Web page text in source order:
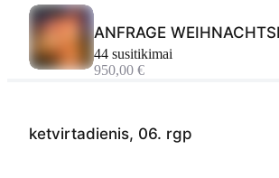
ketvirtadienis, 06. rgp
ANFRAGE
44 susitikimai
950,00 €